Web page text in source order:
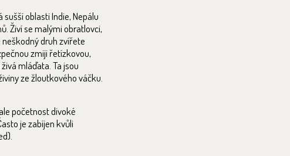
oblasti Indie, Nepálu
Živí se malými obratlovci,
druh zvířete
zmiji řetízkovou,
mláďata. Ta jsou
ze žloutkového váčku.
početnost divoké
je zabíjen kvůli